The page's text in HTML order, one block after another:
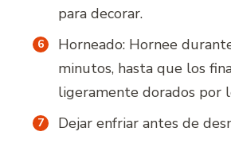
para decorar.
Horneado: Hornee
minutos, hasta que los
ligeramente dorados por
Dejar enfriar antes de